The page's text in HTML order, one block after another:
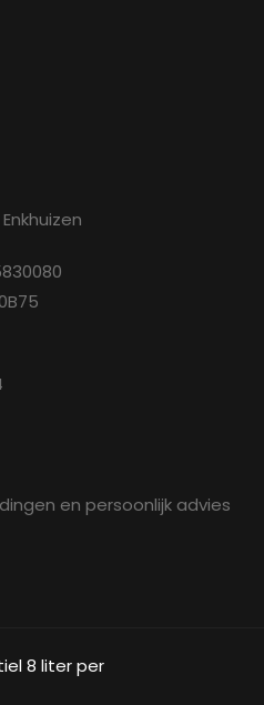
en persoonlijk advies